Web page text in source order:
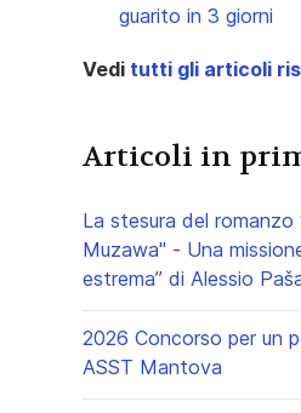
guarito in 3 giorni
Vedi tutti gli articoli
Articoli in
La stesura del romanzo
Muzawa" - Una
estrema” di Alessio
2026 Concorso per un
ASST Mantova